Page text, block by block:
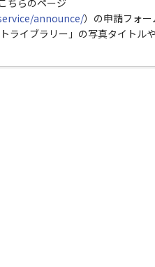
ちらのページ
announce/）の申請フォ
ライブラリー」の写真タイトル